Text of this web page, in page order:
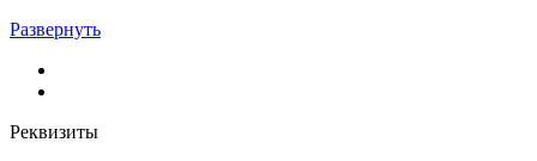
Развернуть
Реквизиты